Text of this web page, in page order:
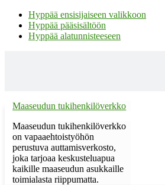
Hyppää ensisijaiseen valikkoon
Hyppää pääsisältöön
Hyppää alatunnisteeseen
Maaseudun tukihenkilöverkko
Maaseudun tukihenkilöverkko
on vapaaehtoistyöhön
perustuva auttamisverkosto,
joka tarjoaa keskusteluapua
kaikille maaseudun asukkaille
toimialasta riippumatta.